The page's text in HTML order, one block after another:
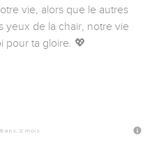
vie, alors que le autres
yeux de la chair, notre vie
pour ta gloire. 💖
8 ans, 2 mois